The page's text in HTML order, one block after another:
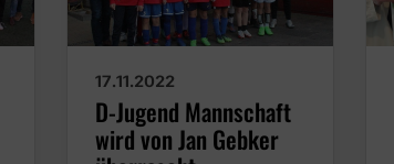
17.11.2022
D-Jugend Mannschaft
wird von Jan Gebker